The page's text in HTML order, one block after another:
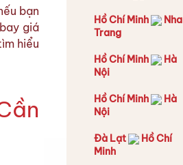
bạn
giá
hiểu
Hồ Chí Minh
Nha
Trang
Hồ Chí Minh
Hà
Nội
Hồ Chí Minh
Hà
Nội
Đà Lạt
Hồ Chí
Minh